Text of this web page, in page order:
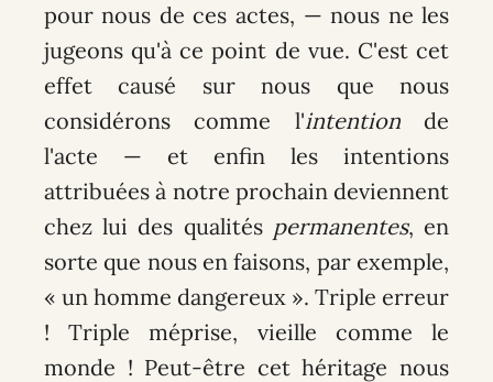
pour nous de ces actes, — nous ne les
jugeons qu'à ce point de vue. C'est cet
effet causé sur nous que nous
considérons comme l'intentionde
l'acte — et enfin les intentions
attribuées à notre prochain deviennent
chez lui des qualités permanentes, en
sorte que nous en faisons, par exemple,
« un homme dangereux ». Triple erreur
! Triple méprise, vieille comme le
monde ! Peut-être cet héritage nous